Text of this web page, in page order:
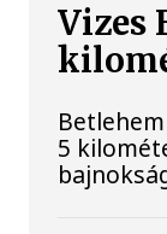
Vizes
5